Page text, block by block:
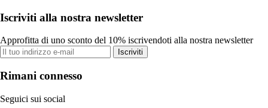
Iscriviti alla nostra newsletter
Approfitta di uno sconto del 10% iscrivendoti alla nostra newsletter
Iscriviti
Rimani connesso
Seguici sui social